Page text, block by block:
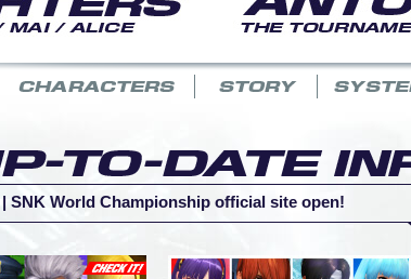
SNK World Championship official site open!
|DLC 캐릭터 4종 배포 시작!
|DLC 캐릭터 “나즈드” 배포 발표!